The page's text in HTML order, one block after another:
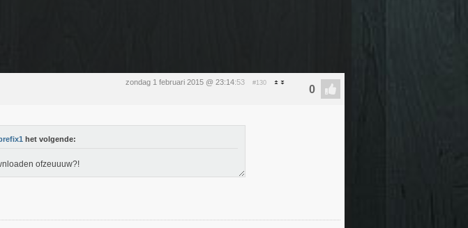
zondag 1 februari 2015 @ 23:14:53 #130
het volgende:
ofzeuuuw?!